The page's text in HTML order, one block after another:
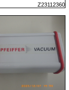
Z23112360